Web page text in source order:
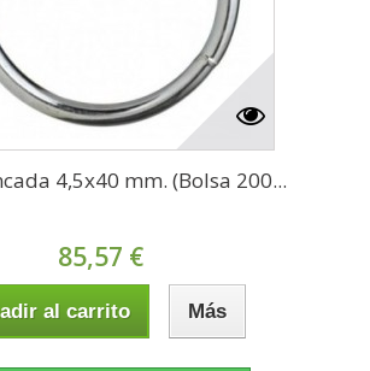
4,5x40 mm. (Bolsa 200...
85,57 €
al carrito Más